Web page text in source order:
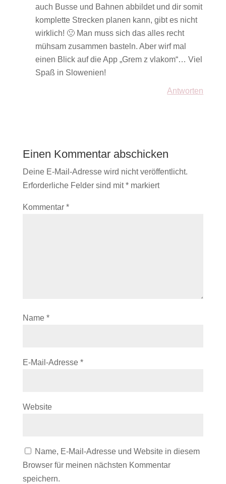
auch Busse und Bahnen abbildet und dir somit
komplette Strecken planen kann, gibt es nicht
wirklich! 🙁 Man muss sich das alles recht
mühsam zusammen basteln. Aber wirf mal
einen Blick auf die App „Grem z vlakom“… Viel
Spaß in Slowenien!
Antworten
Einen Kommentar abschicken
Deine E-Mail-Adresse wird nicht veröffentlicht.
Erforderliche Felder sind mit*markiert
Kommentar *
Name *
E-Mail-Adresse *
Website
Name, E-Mail-Adresse und Website in diesem
Browser für meinen nächsten Kommentar
speichern.